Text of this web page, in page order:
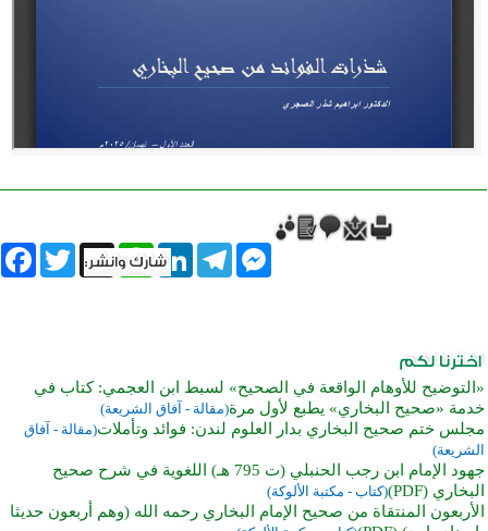
Twitter X
WhatsAppLinkedInTelegram
Messenger
«التوضيح للأوهام الواقعة في الصحيح» لسبط ابن العجمي: كتاب في
خدمة «صحيح البخاري» يطبع لأول مرة(مقالة - آفاق الشريعة)
مجلس ختم صحيح البخاري بدار العلوم لندن: فوائد وتأملات(مقالة - آفاق
الشريعة)
جهود الإمام ابن رجب الحنبلي (ت 795 هـ) اللغوية في شرح صحيح
البخاري (PDF)
(كتاب - مكتبة الألوكة)
الأربعون المنتقاة من صحيح الإمام البخاري رحمه الله (وهم أربعون حديثا